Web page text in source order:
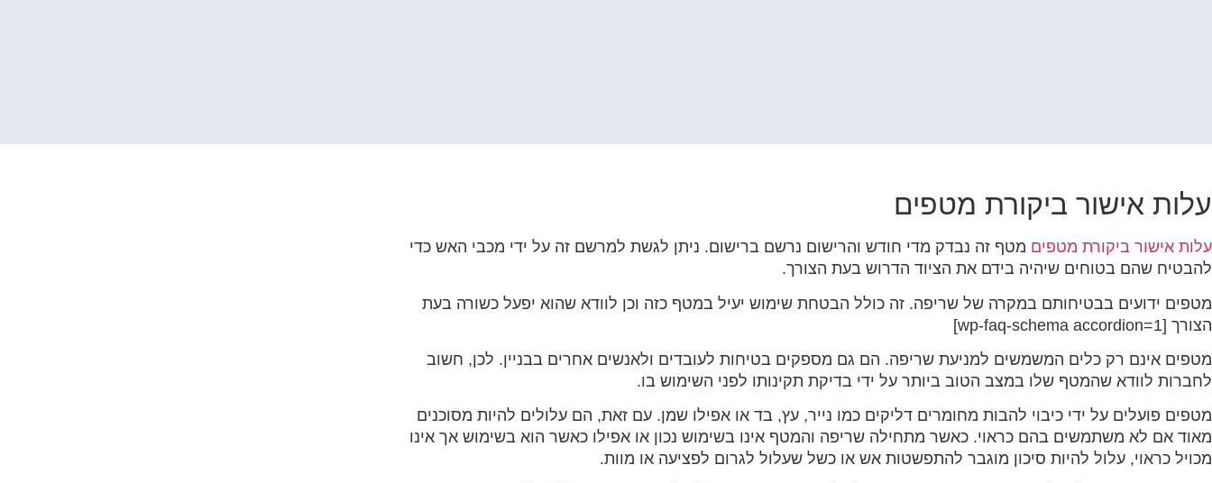
נְגִישׁוּת.
עלות אישור ביקורת מטפים
עלות אישור ביקורת מטפים מטף זה נבדק מדי חודש והרישום נרשם ברישום. ניתן לגשת למרשם זה על ידי מכבי האש כדי
להבטיח שהם בטוחים שיהיה בידם את הציוד הדרוש בעת הצורך.
מטפים ידועים בבטיחותם במקרה של שריפה. זה כולל הבטחת שימוש יעיל במטף כזה וכן לוודא שהוא יפעל כשורה בעת
הצורך [wp-faq-schema accordion=1]
מטפים אינם רק כלים המשמשים למניעת שריפה. הם גם מספקים בטיחות לעובדים ולאנשים אחרים בבניין. לכן, חשוב
לחברות לוודא שהמטף שלו במצב הטוב ביותר על ידי בדיקת תקינותו לפני השימוש בו.
מטפים פועלים על ידי כיבוי להבות מחומרים דליקים כמו נייר, עץ, בד או אפילו שמן. עם זאת, הם עלולים להיות מסוכנים
מאוד אם לא משתמשים בהם כראוי. כאשר מתחילה שריפה והמטף אינו בשימוש נכון או אפילו כאשר הוא בשימוש אך אינו
מכויל כראוי, עלול להיות סיכון מוגבר להתפשטות אש או כשל שעלול לגרום לפציעה או מוות.